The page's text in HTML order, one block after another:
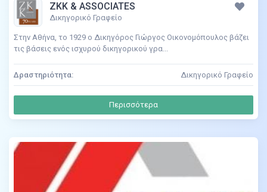
ZKK & ASSOCIATES
Δικηγορικό Γραφείο
Στην Αθήνα, το 1929 ο Δικηγόρος Γιώργος Οικονομόπουλος βάζει
τις βάσεις ενός ισχυρού δικηγορικού γρα...
Δραστηριότητα: Δικηγορικό Γραφείο
Περισσότερα